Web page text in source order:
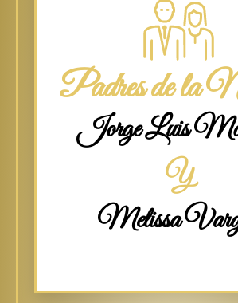
Padres de la
Jorge Luis
Y
Melissa